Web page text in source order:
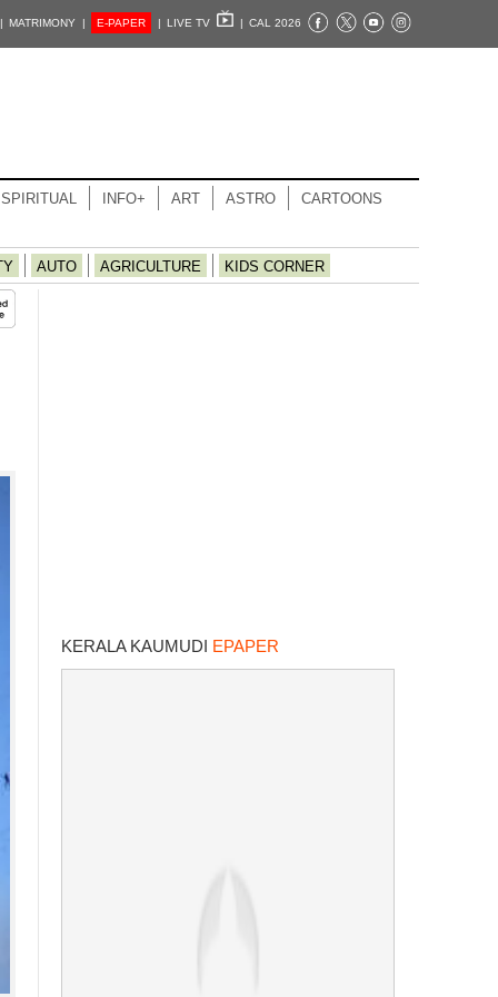
MATRIMONY | E-PAPER | LIVE TV | CAL 2026
SPIRITUAL INFO+ ART ASTRO CARTOONS
AUTO AGRICULTURE KIDS CORNER
KERALA KAUMUDI EPAPER